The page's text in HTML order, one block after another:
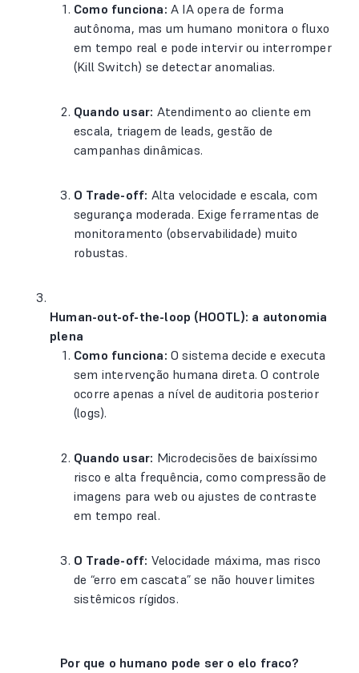
Como funciona: A IA opera de forma
autônoma, mas um humano monitora o fluxo
em tempo real e pode intervir ou interromper
(Kill Switch) se detectar anomalias.
Quando usar: Atendimento ao cliente em
escala, triagem de leads, gestão de
campanhas dinâmicas.
O Trade-off: Alta velocidade e escala, com
segurança moderada. Exige ferramentas de
monitoramento (observabilidade) muito
robustas.
Human-out-of-the-loop (HOOTL): a autonomia
plena
Como funciona: O sistema decide e executa
sem intervenção humana direta. O controle
ocorre apenas a nível de auditoria posterior
(logs).
Quando usar: Microdecisões de baixíssimo
risco e alta frequência, como compressão de
imagens para web ou ajustes de contraste
em tempo real.
O Trade-off: Velocidade máxima, mas risco
de “erro em cascata” se não houver limites
sistêmicos rígidos.
Por que o humano pode ser o elo fraco?